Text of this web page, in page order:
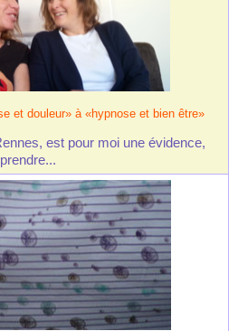
et douleur» à «hypnose et bien être»
est pour moi une évidence,